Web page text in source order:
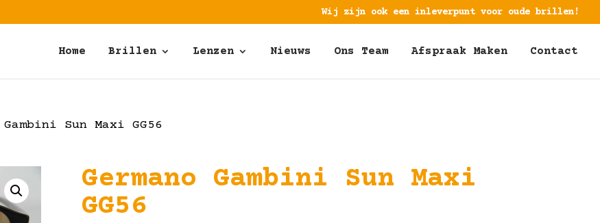
Wij zijn ook een inleverpunt voor oude brillen!
Home Brillen Lenzen Nieuws Ons Team Afspraak Maken Contact
Sun Maxi GG56
Germano Gambini Sun Maxi
GG56